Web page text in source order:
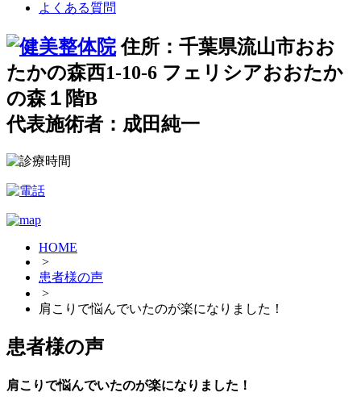
よくある質問
住所：千葉県流山市おお
たかの森西1-10-6 フェリシアおおたか
の森１階B
代表施術者：成田純一
HOME
>
患者様の声
>
肩こりで悩んでいたのが楽になりました！
患者様の声
肩こりで悩んでいたのが楽になりました！